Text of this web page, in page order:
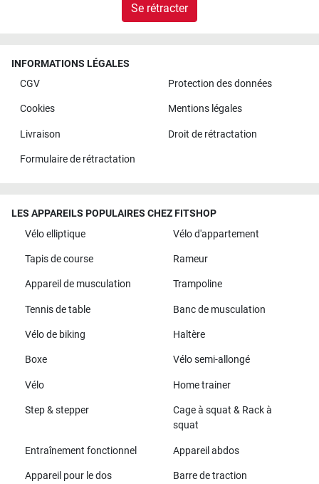
Se rétracter
INFORMATIONS LÉGALES
CGV
Protection des données
Cookies Mentions légales
Livraison Droit de rétractation
Formulaire de rétractation
LES APPAREILS POPULAIRES CHEZ FITSHOP
Vélo elliptique
Vélo d'appartement
Tapis de course Rameur
Appareil de musculation Trampoline
Tennis de table Banc de musculation
Vélo de biking Haltère
Boxe Vélo semi-allongé
Vélo Home trainer
Step & stepper
Cage à squat & Rack à
squat
Entraînement fonctionnel Appareil abdos
Appareil pour le dos Barre de traction